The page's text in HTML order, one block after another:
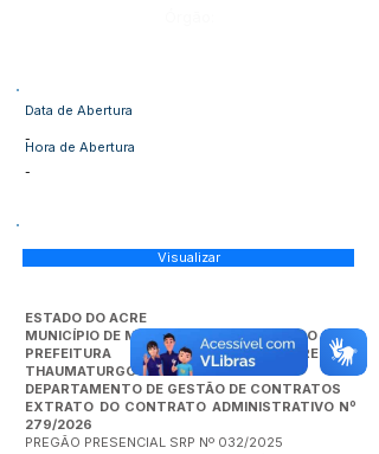
Data de Abertura
-Hora de Abertura
-
Visualizar
ESTADO DO ACRE
MUNICÍPIO DE MARECHAL THAUMATURGO
PREFEITURA MUNICIPAL DE MARECHAL
THAUMATURGO
DEPARTAMENTO DE GESTÃO DE CONTRATOS
EXTRATO DO CONTRATO ADMINISTRATIVO Nº
279/2026
PREGÃO PRESENCIAL SRP Nº 032/2025